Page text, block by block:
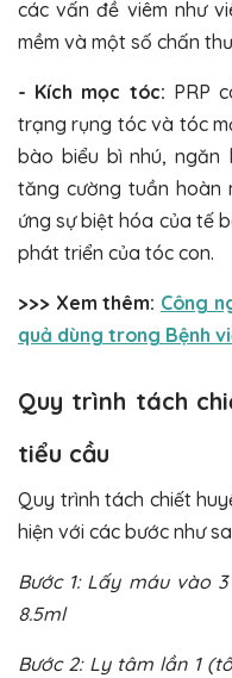
các vấn đề viêm như
mềm và một số chấn
- Kích mọc tóc: PRP
trạng rụng tóc và tóc
bào biểu bì nhú, ngăn
tăng cường tuần hoàn
ứng sự biệt hóa của tế
phát triển của tóc con.
>>> Xem thêm: Công
quả dùng trong Bệnh
Quy trình tách
tiểu cầu
Quy trình tách chiết
hiện với các bước như
Bước 1: Lấy máu vào
8.5ml
Bước 2: Ly tâm lần 1